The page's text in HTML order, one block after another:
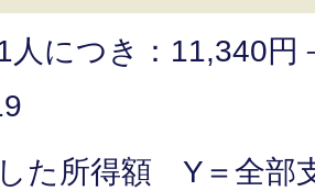
人につき：11,340円
た所得額 Y＝全部